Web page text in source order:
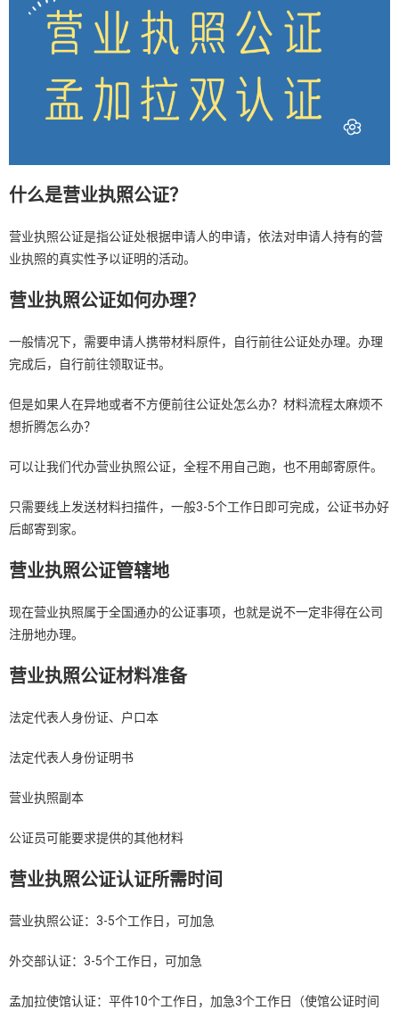
什么是营业执照公证？
营业执照公证是指公证处根据申请人的申请，依法对申请人持有的营
业执照的真实性予以证明的活动。
营业执照公证如何办理？
一般情况下，需要申请人携带材料原件，自行前往公证处办理。办理
完成后，自行前往领取证书。
但是如果人在异地或者不方便前往公证处怎么办？材料流程太麻烦不
想折腾怎么办？
可以让我们代办营业执照公证，全程不用自己跑，也不用邮寄原件。
只需要线上发送材料扫描件，一般3-5个工作日即可完成，公证书办好
后邮寄到家。
营业执照公证管辖地
现在营业执照属于全国通办的公证事项，也就是说不一定非得在公司
注册地办理。
营业执照公证材料准备
法定代表人身份证、户口本
法定代表人身份证明书
营业执照副本
公证员可能要求提供的其他材料
营业执照公证认证所需时间
营业执照公证：3-5个工作日，可加急
外交部认证：3-5个工作日，可加急
孟加拉使馆认证：平件10个工作日，加急3个工作日（使馆公证时间